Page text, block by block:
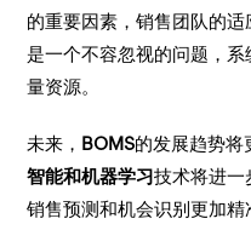
的重要因素，销售团队的适
是一个不容忽视的问题，
量资源。
未来， BOMS的发展趋势将
智能和机器学习技术将进一
销售预测和机会识别更加精